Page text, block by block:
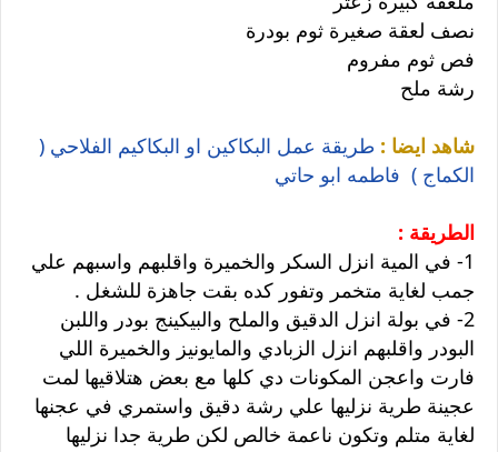
نصف لعقة صغيرة ثوم بودرة
فص ثوم مفروم
رشة ملح
شاهد ايضا : طريقة عمل البكاكين او البكاكيم الفلاحي (
الكماج ) فاطمه ابو حاتي
الطريقة :
1- في المية انزل السكر والخميرة واقلبهم واسبهم علي
جمب لغاية متخمر وتفور كده بقت جاهزة للشغل .
2- في بولة انزل الدقيق والملح والبيكينج بودر واللبن
البودر واقلبهم انزل الزبادي والمايونيز والخميرة اللي
فارت واعجن المكونات دي كلها مع بعض هتلاقيها لمت
عجينة طرية نزليها علي رشة دقيق واستمري في عجنها
لغاية متلم وتكون ناعمة خالص لكن طرية جدا نزليها